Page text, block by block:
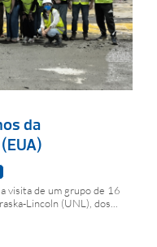
da
visita de um grupo de 16
Lincoln (UNL), dos...